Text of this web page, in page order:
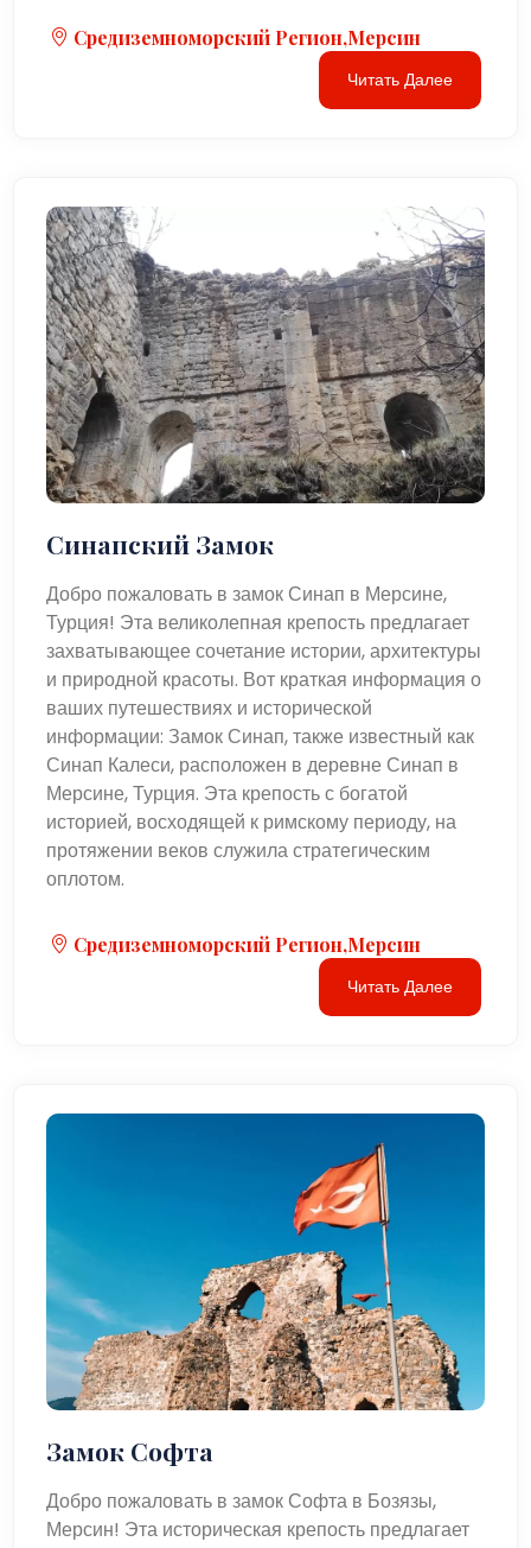
Средиземноморский Регион,Мерсин
Читать Далее
Синапский Замок
Добро пожаловать в замок Синап в Мерсине,
Турция! Эта великолепная крепость предлагает
захватывающее сочетание истории, архитектуры
и природной красоты. Вот краткая информация о
ваших путешествиях и исторической
информации: Замок Синап, также известный как
Синап Калеси, расположен в деревне Синап в
Мерсине, Турция. Эта крепость с богатой
историей, восходящей к римскому периоду, на
протяжении веков служила стратегическим
оплотом.
Средиземноморский Регион,Мерсин
Читать Далее
Замок Софта
Добро пожаловать в замок Софта в Бозязы,
Мерсин! Эта историческая крепость предлагает